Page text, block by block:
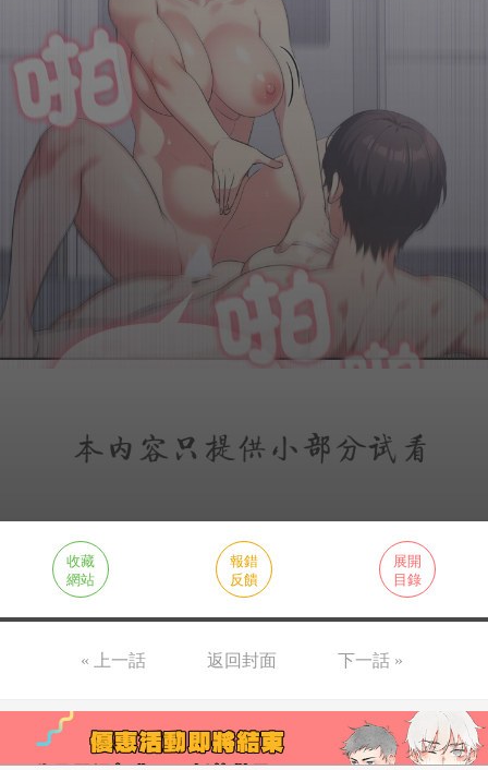
收藏
網站
報錯
反饋
展開
目錄
« 上一話 返回封面 下一話 »